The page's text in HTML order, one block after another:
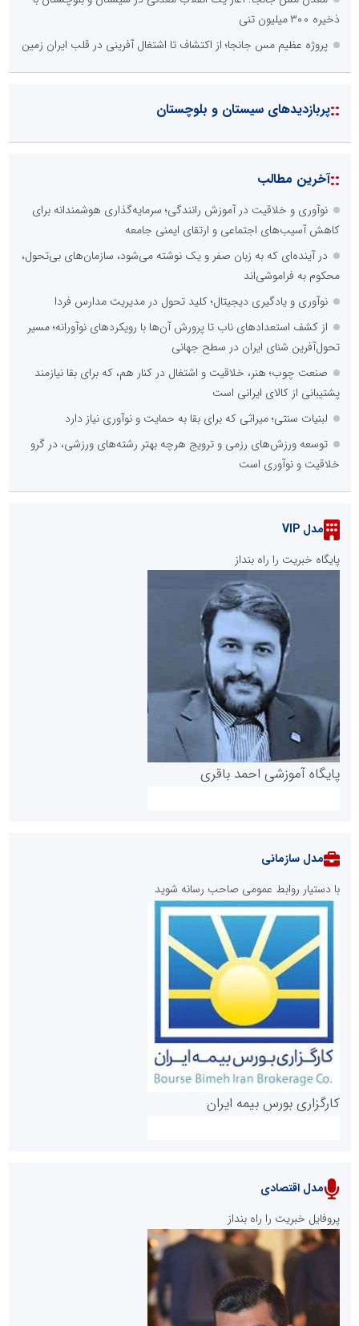
ذخیره ۳۰۰ میلیون تنی
پروژه عظیم مس جانجا؛ از اکتشاف تا اشتغال آفرینی در قلب ایران زمین
::پربازدیدهای سیستان و بلوچستان
::آخرین مطالب
نوآوری و خلاقیت در آموزش رانندگی؛ سرمایه‌گذاری هوشمندانه برای
کاهش آسیب‌های اجتماعی و ارتقای ایمنی جامعه
در آینده‌ای که به زبان صفر و یک نوشته می‌شود، سازمان‌های بی‌تحول،
محکوم به فراموشی‌اند
نوآوری و یادگیری دیجیتال؛ کلید تحول در مدیریت مدارس فردا
از کشف استعدادهای ناب تا پرورش آن‌ها با رویکردهای نوآورانه؛ مسیر
تحول‌آفرین شنای ایران در سطح جهانی
صنعت چوب؛ هنر، خلاقیت و اشتغال در کنار هم، که برای بقا نیازمند
پشتیبانی از کالای ایرانی است
لبنیات سنتی؛ میراثی که برای بقا به حمایت و نوآوری نیاز دارد
توسعه ورزش‌های رزمی و ترویج هرچه بهتر رشته‌های ورزشی، در گرو
خلاقیت و نوآوری است
مدل VIP
پایگاه خبریت را راه بنداز
پایگاه آموزشی احمد باقری
روابط عمومی خبرگزاری گزارش خبر
پایگاه خبری نهضت ملی مسکن
مدل سازمانی
با دستیار روابط عمومی صاحب رسانه شوید
کارگزاری بورس بیمه ایران
سازمان بورس و اوراق بهادار
مدل اقتصادی
پروفایل خبریت را راه بنداز